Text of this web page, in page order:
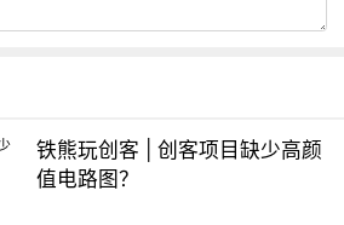
铁熊玩创客 | 创客项目缺少高颜
值电路图？